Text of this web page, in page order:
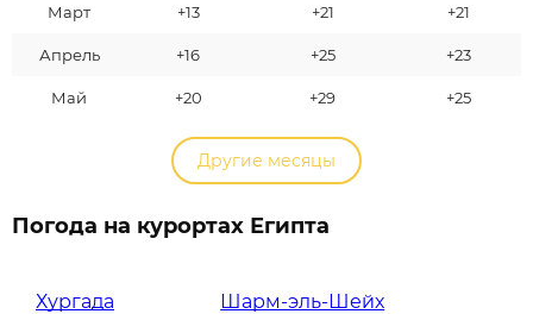
Март +13 +21 +21
Апрель +16 +25 +23
Май +20 +29 +25
Другие месяцы
Погода на курортах Египта
Хургада Шарм-эль-Шейх